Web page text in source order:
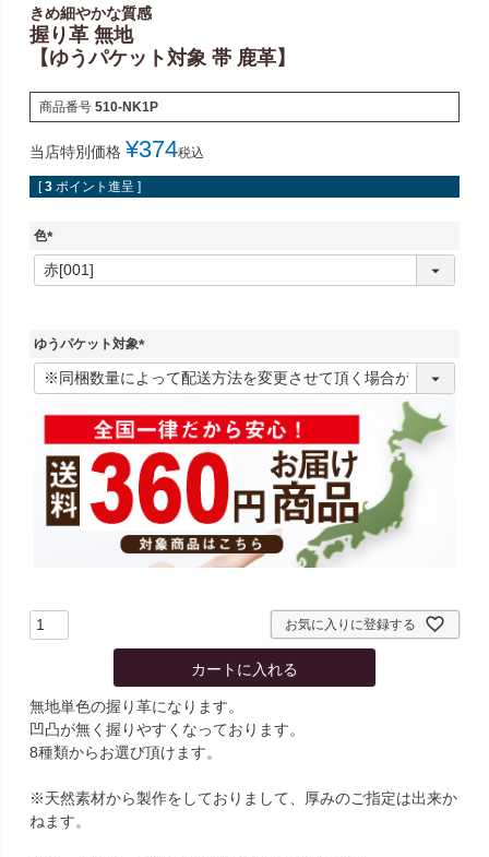
きめ細やかな質感
握り革 無地
【ゆうパケット対象 帯 鹿革】
商品番号 510-NK1P
当店特別価格 ¥374税込
[ 3 ポイント進呈 ]
色
(
必
ゆうパケット対象
(
必
お気に入りに登録する
カートに入れる
無地単色の握り革になります。
凹凸が無く握りやすくなっております。
8種類からお選び頂けます。
※天然素材から製作をしておりまして、厚みのご指定は出来か
ねます。